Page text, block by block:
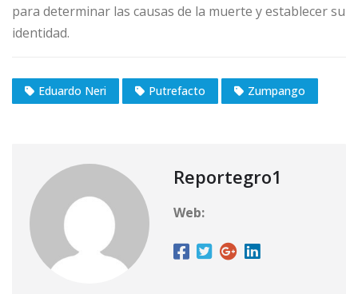
para determinar las causas de la muerte y establecer su
identidad.
Eduardo Neri Putrefacto Zumpango
Reportegro1
Web: